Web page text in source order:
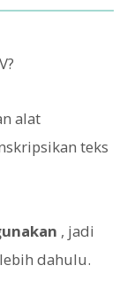
alat
teks
, jadi
dahulu.